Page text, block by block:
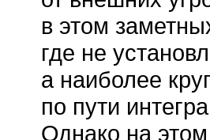
в этом
где не
а наиболее
по пути
Однако на